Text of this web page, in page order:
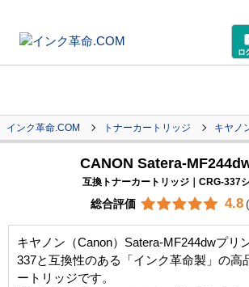
インク革命.COM トナーカートリッジ キヤノ
CANON Satera-
互換トナーカートリッジ｜CRG-337
総合評価 4.8 (
キヤノン（Canon）Satera-MF244dwプリ
337と互換性のある「インク革命製」の高
ートリッジです。